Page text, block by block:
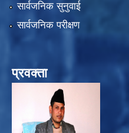
सार्वजनिक सुनुवाई
सार्वजनिक परीक्षण
प्रवक्ता